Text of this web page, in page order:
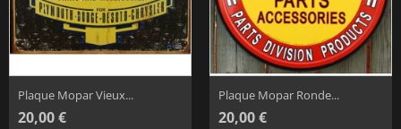
Plaque Mopar Vieux...
20,00 €
Plaque Mopar Ronde...
20,00 €